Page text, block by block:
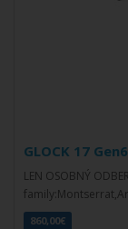
GLOCK 17
LEN OSOBNÝ
860,00€